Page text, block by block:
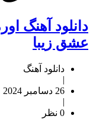
دانلود آهنگ
عشق زیبا
دانلود آهنگ
|
26 دسامبر 2024
|
0 نظر